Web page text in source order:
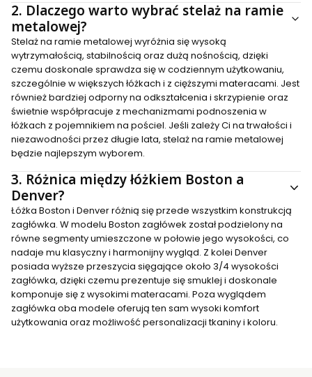
2. Dlaczego warto wybrać stelaż na ramie
metalowej?
Stelaż na ramie metalowej wyróżnia się wysoką
wytrzymałością, stabilnością oraz dużą nośnością, dzięki
czemu doskonale sprawdza się w codziennym użytkowaniu,
szczególnie w większych łóżkach i z cięższymi materacami. Jest
również bardziej odporny na odkształcenia i skrzypienie oraz
świetnie współpracuje z mechanizmami podnoszenia w
łóżkach z pojemnikiem na pościel. Jeśli zależy Ci na trwałości i
niezawodności przez długie lata, stelaż na ramie metalowej
będzie najlepszym wyborem.
3. Różnica między łóżkiem Boston a
Denver?
Łóżka Boston i Denver różnią się przede wszystkim konstrukcją
zagłówka. W modelu Boston zagłówek został podzielony na
równe segmenty umieszczone w połowie jego wysokości, co
nadaje mu klasyczny i harmonijny wygląd. Z kolei Denver
posiada wyższe przeszycia sięgające około 3/4 wysokości
zagłówka, dzięki czemu prezentuje się smuklej i doskonale
komponuje się z wysokimi materacami. Poza wyglądem
zagłówka oba modele oferują ten sam wysoki komfort
użytkowania oraz możliwość personalizacji tkaniny i koloru.